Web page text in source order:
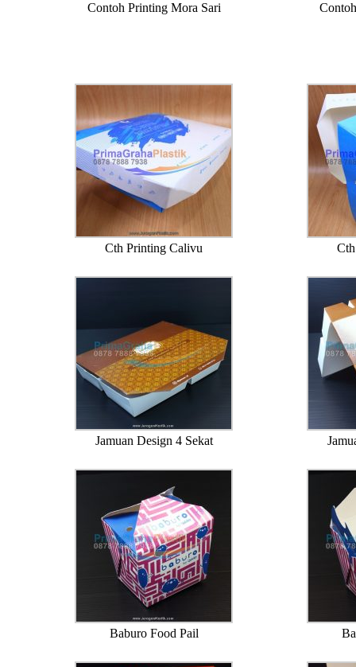
Contoh Printing Mora Sari
Cth Printing Calivu
Jamuan Design 4 Sekat
Baburo Food Pail